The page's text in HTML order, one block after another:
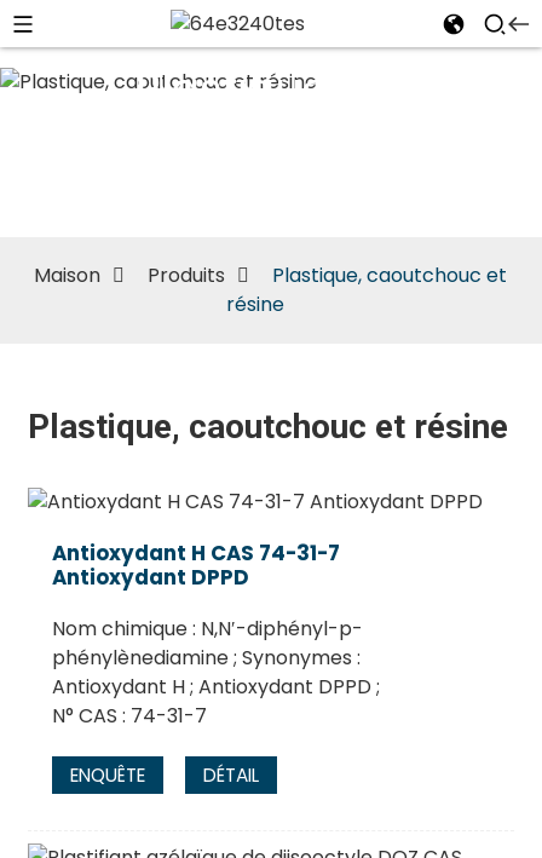
Plastique,
Maison Produits
Plastique, caoutchouc et
résine
Plastique, caoutchouc et résine
Antioxydant H CAS 74-31-7
Antioxydant DPPD
Nom chimique : N,N′-diphényl-p-
phénylènediamine ; Synonymes :
Antioxydant H ; Antioxydant DPPD ;
N° CAS : 74-31-7
ENQUÊTE DÉTAIL